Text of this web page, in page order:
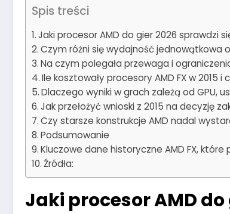
Spis treści
Jaki procesor AMD do gier 2026 sprawdzi
Czym różni się wydajność jednowątkowa
Na czym polegała przewaga i
Ile kosztowały procesory AMD FX w 2015
Dlaczego wyniki w grach zależą od GPU,
Jak przełożyć wnioski z 2015 na decyzję
Czy starsze konstrukcje AMD nadal
Podsumowanie
Kluczowe dane historyczne AMD FX,
Źródła:
Jaki procesor AMD